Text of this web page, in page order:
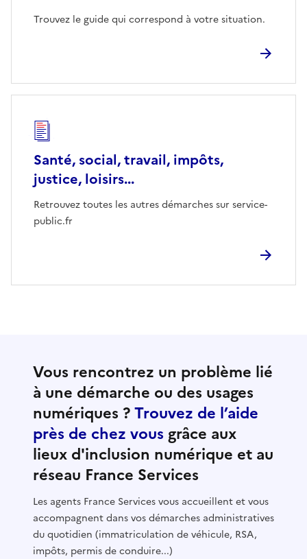
Trouvez le guide qui correspond à votre situation.
Santé, social, travail, impôts,
justice, loisirs...
Retrouvez toutes les autres démarches sur service-
public.fr
Vous rencontrez un problème lié
à une démarche ou des usages
numériques ?Trouvez de l’aide
près de chez vous grâce aux
lieux d'inclusion numérique et au
réseau France Services
Les agents France Services vous accueillent et vous
accompagnent dans vos démarches administratives
du quotidien (immatriculation de véhicule, RSA,
impôts, permis de conduire...)